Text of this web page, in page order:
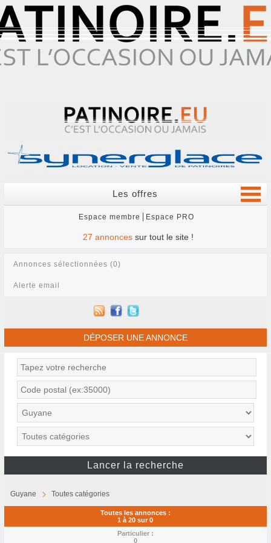
Les offres
Espace membre Espace PRO
27 annonces sur tout le site !
Annonces sélectionnées (0)
Alerte email
DÉPOSER UNE ANNONCE
Guyane Toutes catégories
Toutes les annonces :
1 à 20 sur 0
Particulier :
0